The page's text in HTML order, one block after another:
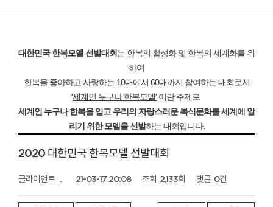
대한민국 한복모델 선발대회는 한복의 활성화 및 한복의 세계화를 위
하여
한복을 좋아하고 사랑하는 10대에서 60대까지 참여하는 대회로서
'세계인 누구나 한복모델' 이란 주제로
세계인 누구나 한복을 입고 우리의 자랑스러운 복식문화를 세계에 알
리기 위한 모델을 선발하는 대회입니다.
2020 대한민국 한복모델 선발대회
클라이언트 . 21-03-17 20:08 조회 2,133회 댓글 0건